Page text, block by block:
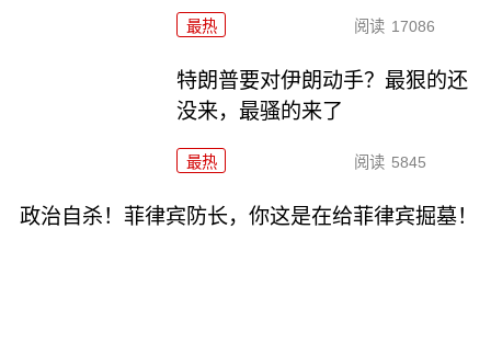
最热 阅读 17086
特朗普要对伊朗动手？最狠的还
没来，最骚的来了
最热 阅读 5845
政治自杀！菲律宾防长，你这是在给菲律宾掘墓！